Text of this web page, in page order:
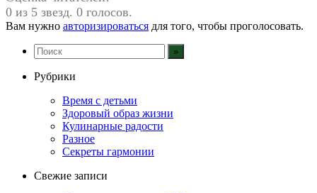
0 из 5 звезд. 0 голосов.
Вам нужно авторизироваться для того, чтобы проголосовать.
Рубрики
Время с детьми
Здоровый образ жизни
Кулинарные радости
Разное
Секреты гармонии
Свежие записи